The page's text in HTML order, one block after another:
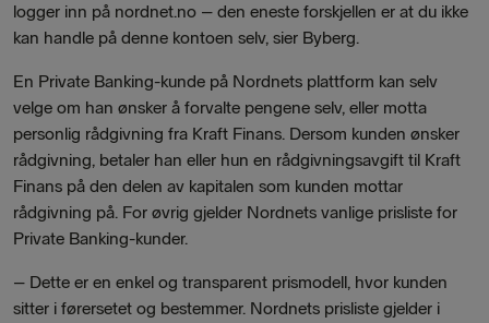
logger inn på nordnet.no – den eneste forskjellen er at du ikke
kan handle på denne kontoen selv, sier Byberg.
En Private Banking-kunde på Nordnets plattform kan selv
velge om han ønsker å forvalte pengene selv, eller motta
personlig rådgivning fra Kraft Finans. Dersom kunden ønsker
rådgivning, betaler han eller hun en rådgivningsavgift til Kraft
Finans på den delen av kapitalen som kunden mottar
rådgivning på. For øvrig gjelder Nordnets vanlige prisliste for
Private Banking-kunder.
– Dette er en enkel og transparent prismodell, hvor kunden
sitter i førersetet og bestemmer. Nordnets prisliste gjelder i